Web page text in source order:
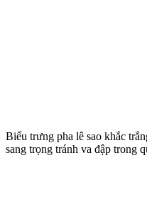
Biểu trưng pha lê sao khắc
sang trọng tránh va đập trong